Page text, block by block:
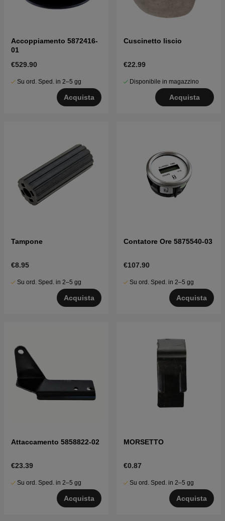
Accoppiamento 5872416-
01
€529.90
Su ord. Sped. in 2–5 gg
Acquista
Cuscinetto liscio
€22.99
Disponibile in magazzino
Acquista
Tampone
€8.95
Su ord. Sped. in 2–5 gg
Acquista
Contatore Ore 5875540-03
€107.90
Su ord. Sped. in 2–5 gg
Acquista
Attaccamento 5858822-02
€23.39
Su ord. Sped. in 2–5 gg
Acquista
MORSETTO
€0.87
Su ord. Sped. in 2–5 gg
Acquista